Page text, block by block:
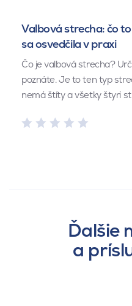
Valbová strecha: čo
sa osvedčila v praxi
Čo je valbová strecha?
poznáte. Je to ten typ
nemá štíty a všetky štyri
Ďalšie
a